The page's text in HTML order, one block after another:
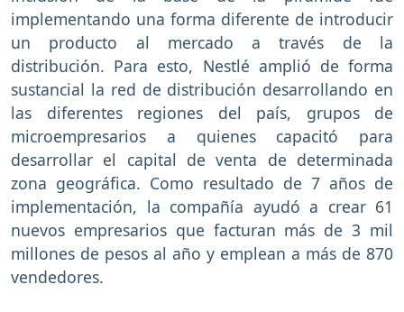
implementando una forma diferente de introducir
un producto al mercado a través de la
distribución. Para esto, Nestlé amplió de forma
sustancial la red de distribución desarrollando en
las diferentes regiones del país, grupos de
microempresarios a quienes capacitó para
desarrollar el capital de venta de determinada
zona geográfica. Como resultado de 7 años de
implementación, la compañía ayudó a crear 61
nuevos empresarios que facturan más de 3 mil
millones de pesos al año y emplean a más de 870
vendedores.